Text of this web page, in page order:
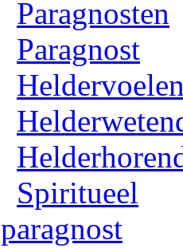
Paragnosten
Paragnost
Spiritueel
paragnost